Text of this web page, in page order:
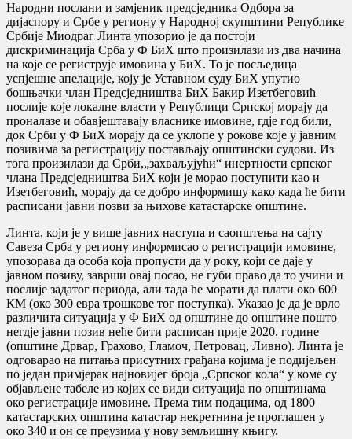
Народни послани и замјеник предсједника Одбора за
дијаспору и Србе у региону у Народној скупштини Републике
Србије Миодраг Линта упозорио је да постоји
дискриминација Срба у Ф БиХ што произилази из два начина
на које се региструје имовина у БиХ. То је посљедица
успjешне апелације, коју је Уставном суду БиХ упутио
бошњачки члан Предсједништва БиХ Бакир Изетбеговић
послије које локалне власти у Републици Српској морају да
проналазе и обавјештавају власнике имовине, гдје год били,
док Срби у Ф БиХ морају да се уклопе у рокове које у јавним
позивима за регистрацију постављају општински судови. Из
тога произилази да Срби,„захваљујући“ инертности српског
члана Предсједништва БиХ који је морао поступити као и
Изетбеговић, морају да се добро информишу како када ће бити
расписани јавни позви за њихове катастарске општине.
Линта, који је у више јавних наступа и саопштења на сајту
Савеза Срба у региону информисао о регистрацији имовине,
упозорава да особа која пропусти да у року, који се даје у
јавном позиву, заврши овај посао, не губи право да то учини и
послије задатог периода, али тада ће морати да плати око 600
КМ (око 300 евра трошкове тог поступка). Указао је да је врло
различита ситуација у Ф БиХ од општине до општине пошто
негдjе јавни позив неће бити расписан прије 2020. године
(општине Дрвар, Грахово, Гламоч, Петровац, Ливно). Линта је
одговарао на питања присутних грађана којима је подијељен
по један примjерак најновијег броја „Српског кола“ у коме су
објављене табеле из којих се види ситуација по општинама
око регистрације имовине. Према тим подацима, од 1800
катастaрских општина катастaр некретнина је проглашен у
око 340 и он се преузима у нову земљишну књигу.